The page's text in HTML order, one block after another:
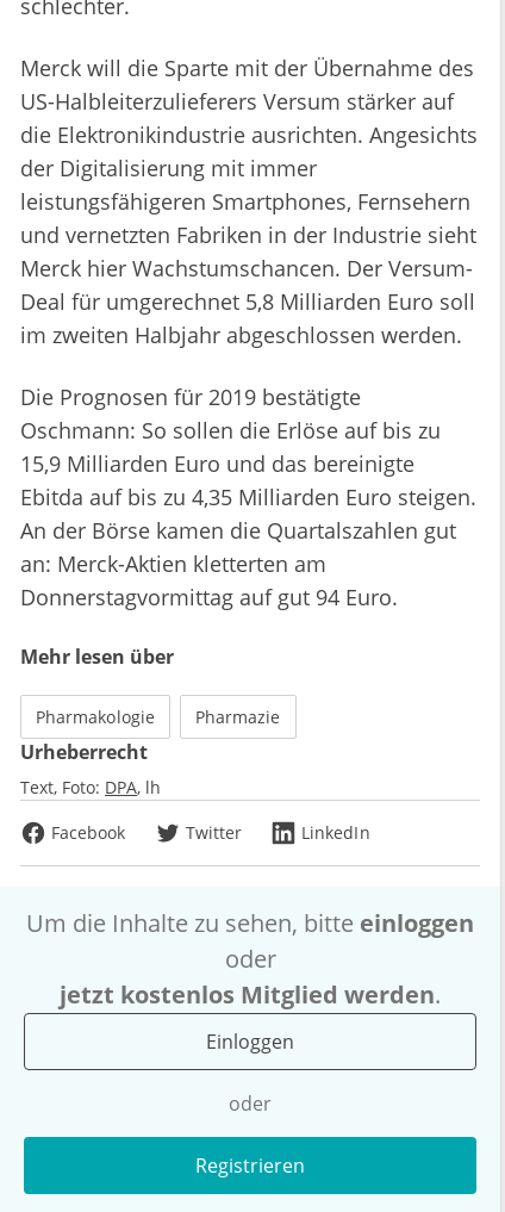
schlechter.
Merck will die Sparte mit der Übernahme des
US-Halbleiterzulieferers Versum stärker auf
die Elektronikindustrie ausrichten. Angesichts
der Digitalisierung mit immer
leistungsfähigeren Smartphones, Fernsehern
und vernetzten Fabriken in der Industrie sieht
Merck hier Wachstumschancen. Der Versum-
Deal für umgerechnet 5,8 Milliarden Euro soll
im zweiten Halbjahr abgeschlossen werden.
Die Prognosen für 2019 bestätigte
Oschmann: So sollen die Erlöse auf bis zu
15,9 Milliarden Euro und das bereinigte
Ebitda auf bis zu 4,35 Milliarden Euro steigen.
An der Börse kamen die Quartalszahlen gut
an: Merck-Aktien kletterten am
Donnerstagvormittag auf gut 94 Euro.
Mehr lesen über
Pharmakologie Pharmazie
Urheberrecht
Text, Foto: DPA lh
Facebook
Twitter LinkedIn
Um die Inhalte zu sehen, bitte einloggen
oder
jetzt kostenlos Mitglied werden.
Einloggen
oder
Registrieren